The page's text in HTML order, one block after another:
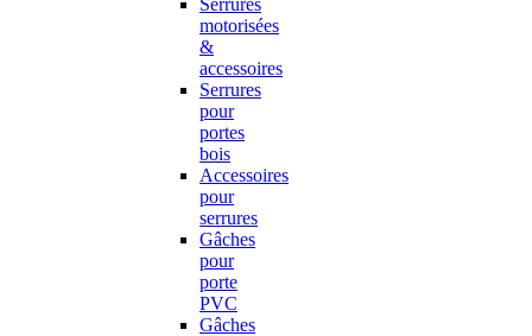
motorisées
&
accessoires
Serrures
pour
portes
bois
Accessoires
pour
serrures
Gâches
pour
porte
PVC
Gâches